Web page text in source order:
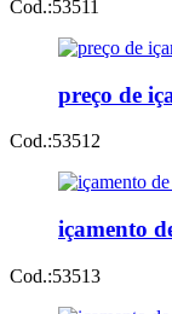
Cod.:53511
preço de
Cod.:53512
içamento
Cod.:53513